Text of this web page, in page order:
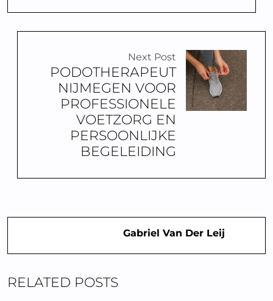
Next Post
PODOTHERAPEUT
NIJMEGEN VOOR
PROFESSIONELE
VOETZORG EN
PERSOONLIJKE
BEGELEIDING
Gabriel Van Der Leij
RELATED POSTS